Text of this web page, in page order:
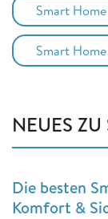
Smart
Smart Home
NEUES
Die besten
Komfort &